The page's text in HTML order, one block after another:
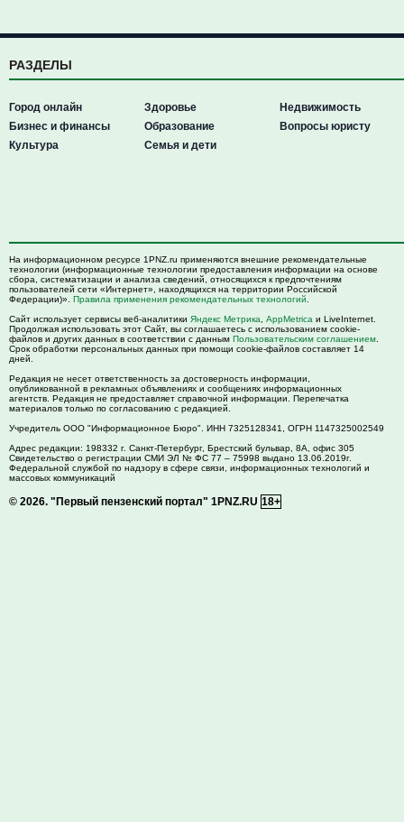
РАЗДЕЛЫ
Город онлайн
Бизнес и финансы
Культура
Здоровье
Образование
Семья и дети
Недвижимость
Вопросы юристу
На информационном ресурсе 1PNZ.ru применяются внешние рекомендательные
технологии (информационные технологии предоставления информации на основе
сбора, систематизации и анализа сведений, относящихся к предпочтениям
пользователей сети «Интернет», находящихся на территории Российской
Федерации)». Правила применения рекомендательных технологий
Сайт использует сервисы веб-аналитики Яндекс Метрика AppMetrica и LiveInternet.
Продолжая использовать этот Сайт, вы соглашаетесь с использованием cookie-
файлов и других данных в соответствии с данным Пользовательским соглашением
Срок обработки персональных данных при помощи cookie-файлов составляет 14
дней.
Редакция не несет ответственность за достоверность информации,
опубликованной в рекламных объявлениях и сообщениях информационных
агентств. Редакция не предоставляет справочной информации. Перепечатка
материалов только по согласованию с редакцией.
Учредитель ООО "Информационное Бюро". ИНН 7325128341, ОГРН 1147325002549
Адрес редакции: 198332 г. Санкт-Петербург, Брестский бульвар, 8А, офис 305
Свидетельство о регистрации СМИ ЭЛ № ФС 77 – 75998 выдано 13.06.2019г.
Федеральной службой по надзору в сфере связи, информационных технологий и
массовых коммуникаций
© 2026. "Первый пензенский портал" 1PNZ.RU 18+